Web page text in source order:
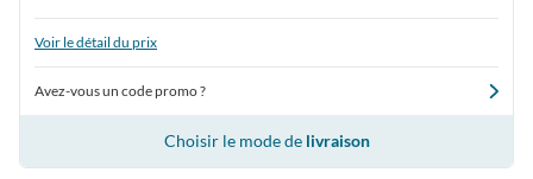
Voir le détail du prix
Avez-vous un code promo ?
Choisir le mode de livraison